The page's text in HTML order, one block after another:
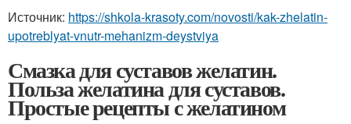
Источник: https://shkola-krasoty.com/novosti/kak-zhelatin-
upotreblyat-vnutr-mehanizm-deystviya
Смазка для суставов желатин.
Польза желатина для суставов.
Простые рецепты с желатином